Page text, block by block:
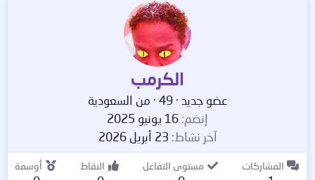
الكرمب
عضو جديد ·
49
· من السعودية
إنضم 16 يونيو 2025
آخر نشاط 23 أبريل 2026
المشاركات مستوى التفاعل النقاط أوسمة